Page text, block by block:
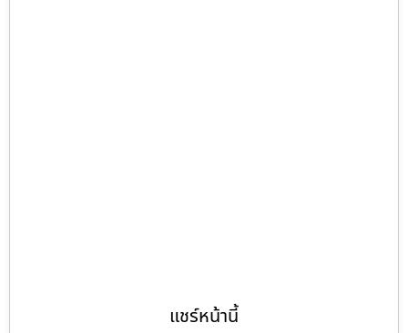
แชร์หน้านี้